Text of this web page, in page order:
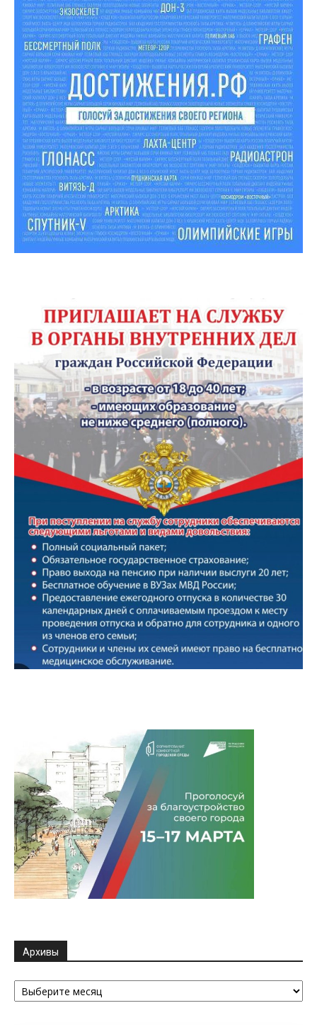
Архивы
Архивы